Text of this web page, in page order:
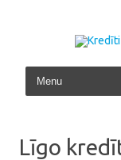
Skip to content
Līgo